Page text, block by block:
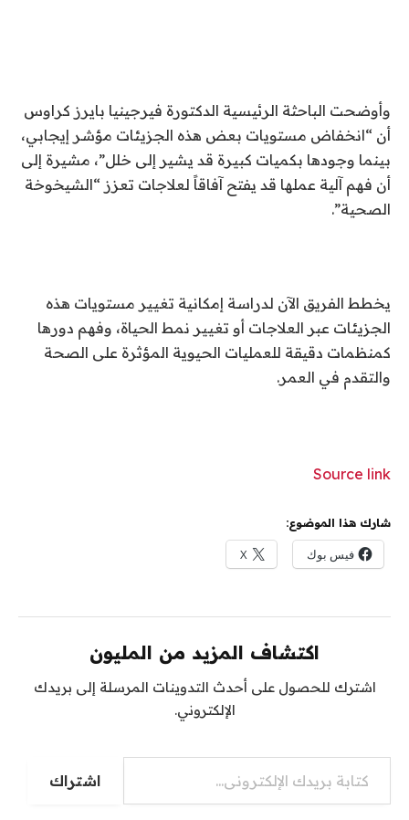
وأوضحت الباحثة الرئيسية الدكتورة فيرجينيا بايرز كراوس
أن “انخفاض مستويات بعض هذه الجزيئات مؤشر إيجابي،
بينما وجودها بكميات كبيرة قد يشير إلى خلل”، مشيرة إلى
أن فهم آلية عملها قد يفتح آفاقاً لعلاجات تعزز “الشيخوخة
الصحية”.
يخطط الفريق الآن لدراسة إمكانية تغيير مستويات هذه
الجزيئات عبر العلاجات أو تغيير نمط الحياة، وفهم دورها
كمنظمات دقيقة للعمليات الحيوية المؤثرة على الصحة
والتقدم في العمر.
Source link
شارك هذا الموضوع:
فيس بوك X
اكتشاف المزيد من المليون
اشترك للحصول على أحدث التدوينات المرسلة إلى بريدك
الإلكتروني.
اشتراك